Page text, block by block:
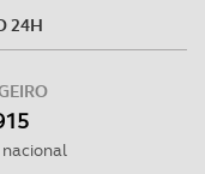
na sua
e nos serviços
24H